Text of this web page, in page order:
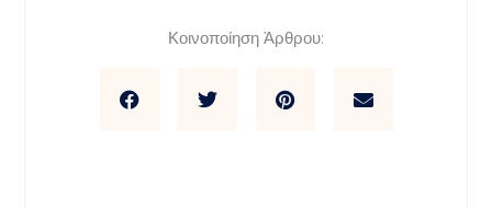
Κοινοποίηση Άρθρου: